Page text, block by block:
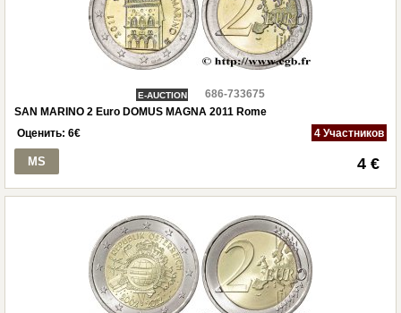
E-AUCTION
686-733675
SAN MARINO 2 Euro DOMUS MAGNA 2011 Rome
Оценить: 6€ 4 Участников
MS 4 €